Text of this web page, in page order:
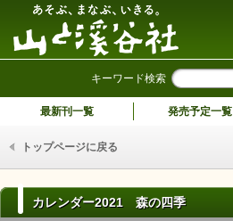
キーワード検索
最新刊一覧 発売予定一覧
トップページに戻る
カレンダー2021 森の四季